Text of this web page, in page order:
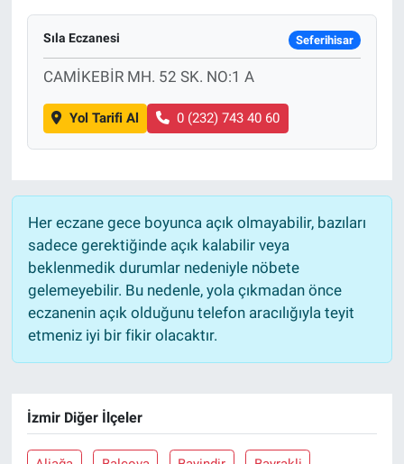
Sıla Eczanesi Seferihisar
CAMİKEBİR MH. 52 SK. NO:1 A
Yol Tarifi Al 0 (232) 743 40 60
Her eczane gece boyunca açık olmayabilir, bazıları
sadece gerektiğinde açık kalabilir veya
beklenmedik durumlar nedeniyle nöbete
gelemeyebilir. Bu nedenle, yola çıkmadan önce
eczanenin açık olduğunu telefon aracılığıyla teyit
etmeniz iyi bir fikir olacaktır.
İzmir Diğer İlçeler